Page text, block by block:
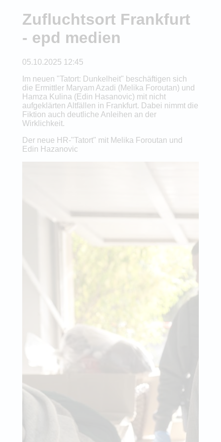
Zufluchtsort Frankfurt
- epd medien
05.10.2025 12:45
Im neuen "Tatort: Dunkelheit" beschäftigen sich
die Ermittler Maryam Azadi (Melika Foroutan) und
Hamza Kulina (Edin Hasanovic) mit nicht
aufgeklärten Altfällen in Frankfurt. Dabei nimmt die
Fiktion auch deutliche Anleihen an der
Wirklichkeit.
Der neue HR-"Tatort" mit Melika Foroutan und
Edin Hazanovic